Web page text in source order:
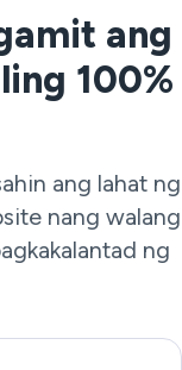
ang
100%
ang lahat ng
nang walang
ng